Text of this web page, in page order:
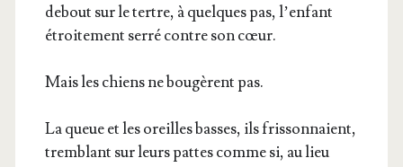
debout sur le tertre, à quelques pas, l’en­fant
étroi­te­ment ser­ré contre son cœur.
Mais les chiens ne bou­gèrent pas.
La queue et les oreilles basses, ils fris­son­naient,
trem­blant sur leurs pattes comme si, au lieu